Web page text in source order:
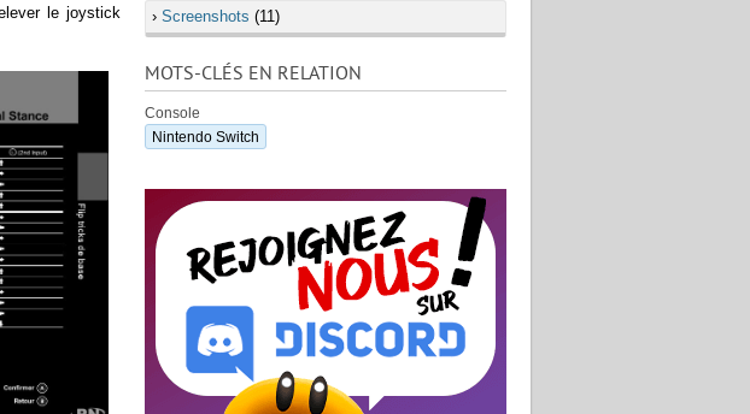
le joystick
› Screenshots (11)
MOTS-CLÉS EN RELATION
Console
Nintendo Switch